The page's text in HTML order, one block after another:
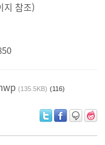
지 참조)
(135.5KB) (116)